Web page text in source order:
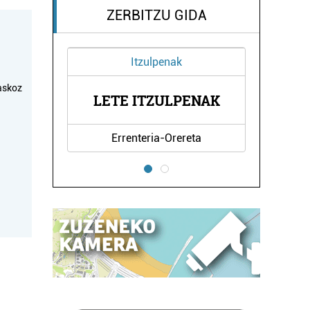
ZERBITZU GIDA
Itzulpenak
LETE ITZULPENAK
Errenteria-Orereta